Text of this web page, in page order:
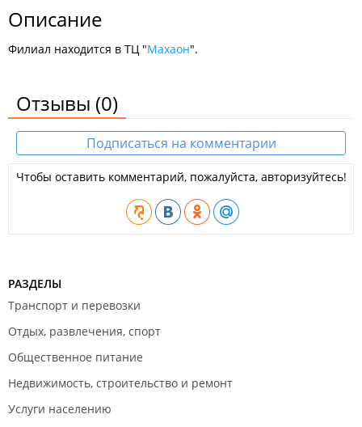
Описание
Филиал находится в ТЦ "Махаон".
Отзывы (0)
Подписаться на комментарии
Чтобы оставить комментарий, пожалуйста, авторизуйтесь!
РАЗДЕЛЫ
Транспорт и перевозки
Отдых, развлечения, спорт
Общественное питание
Недвижимость, строительство и ремонт
Услуги населению